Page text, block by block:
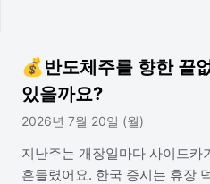
💰반도체주를 향한 끝
있을까요?
2026년 7월 20일 (월)
지난주는 개장일마다 사이드카
흔들렸어요. 한국 증시는 휴장